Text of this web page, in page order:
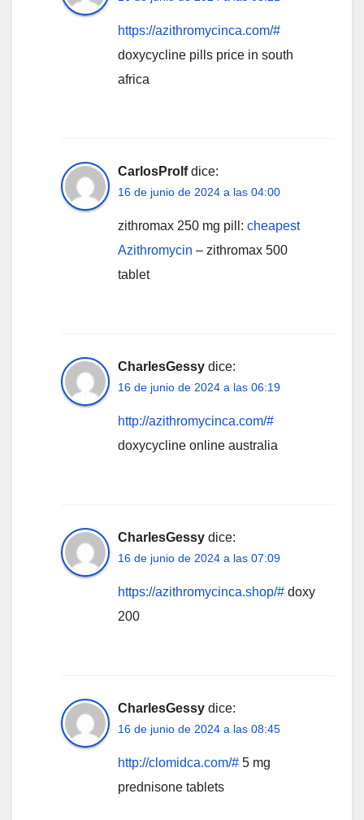
https://azithromycinca.com/#
doxycycline pills price in south
africa
CarlosProlf dice:
16 de junio de 2024 a las 04:00
zithromax 250 mg pill: cheapest
Azithromycin – zithromax 500
tablet
CharlesGessy dice:
16 de junio de 2024 a las 06:19
http://azithromycinca.com/#
doxycycline online australia
CharlesGessy dice:
16 de junio de 2024 a las 07:09
https://azithromycinca.shop/# doxy
200
CharlesGessy dice:
16 de junio de 2024 a las 08:45
http://clomidca.com/# 5 mg
prednisone tablets